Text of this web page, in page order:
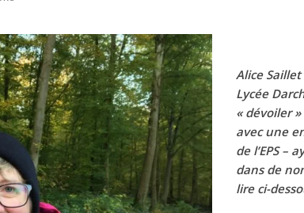
Alice Saillet
Lycée
« dévoiler
avec une
de l’EPS –
dans de
lire ci-